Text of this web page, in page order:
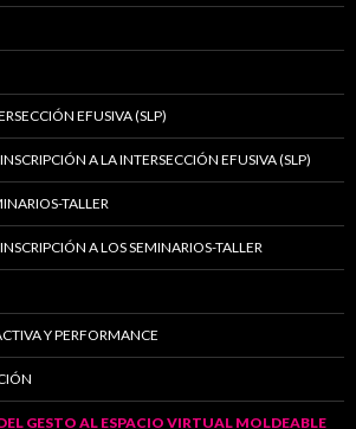
EFUSIVA (SLP)
A LA INTERSECCIÓN EFUSIVA (SLP)
TALLER
A LOS SEMINARIOS-TALLER
Y PERFORMANCE
GESTO AL ESPACIO VIRTUAL MOLDEABLE